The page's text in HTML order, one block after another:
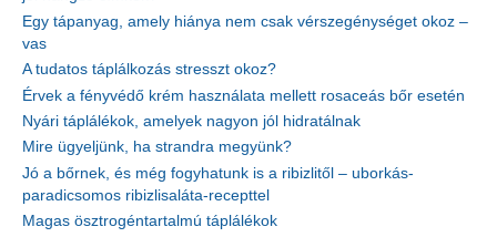
Egy tápanyag, amely hiánya nem csak vérszegénységet okoz –
vas
A tudatos táplálkozás stresszt okoz?
Érvek a fényvédő krém használata mellett rosaceás bőr esetén
Nyári táplálékok, amelyek nagyon jól hidratálnak
Mire ügyeljünk, ha strandra megyünk?
Jó a bőrnek, és még fogyhatunk is a ribizlitől – uborkás-
paradicsomos ribizlisaláta-recepttel
Magas ösztrogéntartalmú táplálékok